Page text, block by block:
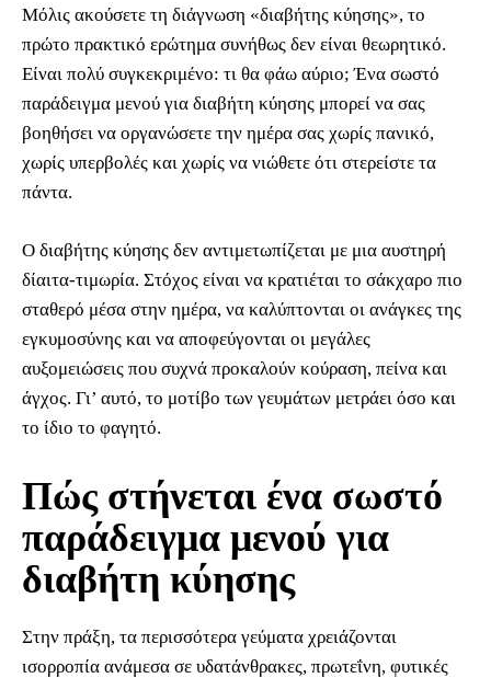
Μόλις ακούσετε τη διάγνωση «διαβήτης κύησης», το
πρώτο πρακτικό ερώτημα συνήθως δεν είναι θεωρητικό.
Είναι πολύ συγκεκριμένο: τι θα φάω αύριο; Ένα σωστό
παράδειγμα μενού για διαβήτη κύησης μπορεί να σας
βοηθήσει να οργανώσετε την ημέρα σας χωρίς πανικό,
χωρίς υπερβολές και χωρίς να νιώθετε ότι στερείστε τα
πάντα.
Ο διαβήτης κύησης δεν αντιμετωπίζεται με μια αυστηρή
δίαιτα-τιμωρία. Στόχος είναι να κρατιέται το σάκχαρο πιο
σταθερό μέσα στην ημέρα, να καλύπτονται οι ανάγκες της
εγκυμοσύνης και να αποφεύγονται οι μεγάλες
αυξομειώσεις που συχνά προκαλούν κούραση, πείνα και
άγχος. Γι’ αυτό, το μοτίβο των γευμάτων μετράει όσο και
το ίδιο το φαγητό.
Πώς στήνεται ένα σωστό
παράδειγμα μενού για
διαβήτη κύησης
Στην πράξη, τα περισσότερα γεύματα χρειάζονται
ισορροπία ανάμεσα σε υδατάνθρακες, πρωτεΐνη, φυτικές